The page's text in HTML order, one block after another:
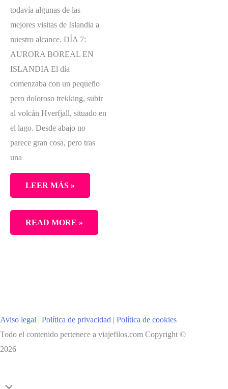
todavía algunas de las
mejores visitas de Islandia a
nuestro alcance. DÍA 7:
AURORA BOREAL EN
ISLANDIA El día
comenzaba con un pequeño
pero doloroso trekking, subir
al volcán Hverfjall, situado en
el lago. Desde abajo no
parece gran cosa, pero tras
una
LEER MÁS »
COMO
RECORRER
READ MORE »
Aviso legal | Política de privacidad | Política de cookies
Todo el contenido pertenece a viajefilos.com Copyright ©
2026
Scroll